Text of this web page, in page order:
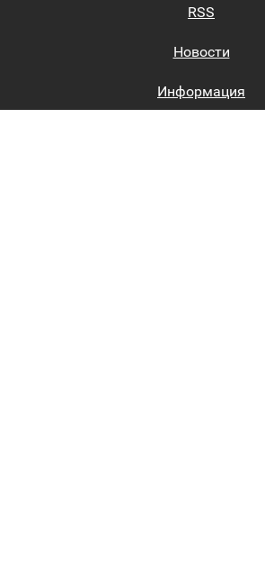
RSS
Новости
Информация